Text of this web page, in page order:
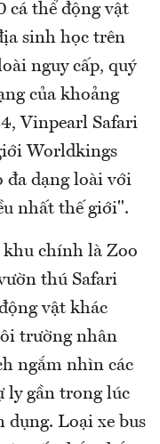
cá thể động vật
sinh học trên
nguy cấp, quý
của khoảng
Vinpearl Safari
Worldkings
đa dạng loài với
nhất thế giới".
khu chính là Zoo
thú Safari
vật khác
trường nhân
ngắm nhìn các
ly gần trong lúc
dụng. Loại xe bus